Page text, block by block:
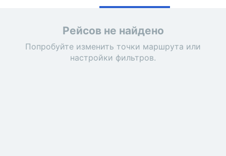
Рейсов не найдено
Попробуйте изменить точки маршрута или
настройки фильтров.